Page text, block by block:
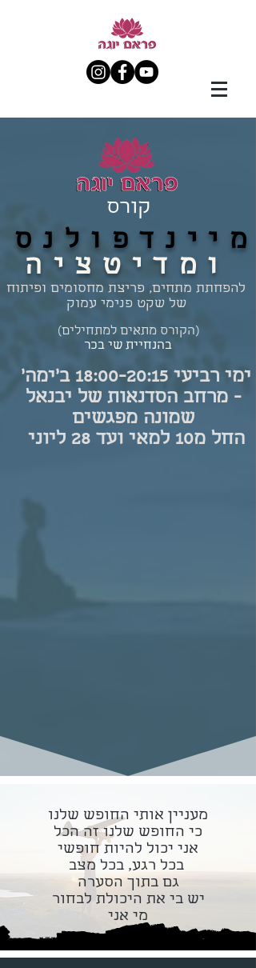
קורס
מיינדפולנס
ומדיטציה
להפחתת מתחים, פריצת מחסומים ופיתוח
של שקט פנימי עמוק
(הקורס מתאים למתחילים)
בהנחיית שי בכר
ימי רביעי 18:00-20:15
ב'ימה'
- מרחב הסדנאות של יבנאל
החל מ10 למאי ועד 28 ליוני
מעניין אותי החופש שלנו
כי החופש שלנו זה הכל
אני יכול להיות חופשי
בכל רגע, בכל מצב
גם בתוך הסערה
יש בי את היכולת לבחור
מי אני